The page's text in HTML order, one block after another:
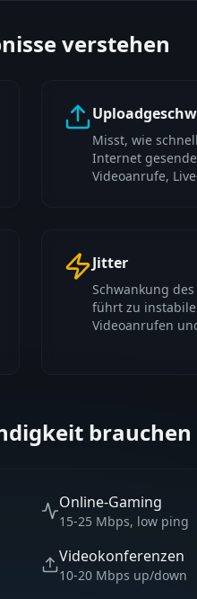
verstehen
Misst, wie
Internet
Videoanrufe,
Jitter
Schwankung
führt zu
Videoanrufen
brauchen
Online-Gaming
15-25 Mbps, low ping
Videokonferenzen
10-20 Mbps up/down